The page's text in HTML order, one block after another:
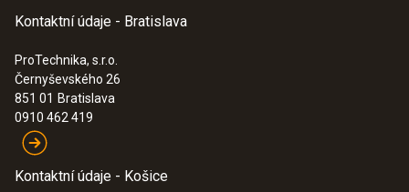
Kontaktní údaje - Bratislava
ProTechnika, s.r.o.
Černyševského 26
851 01 Bratislava
0910 462 419
Kontaktní údaje - Košice